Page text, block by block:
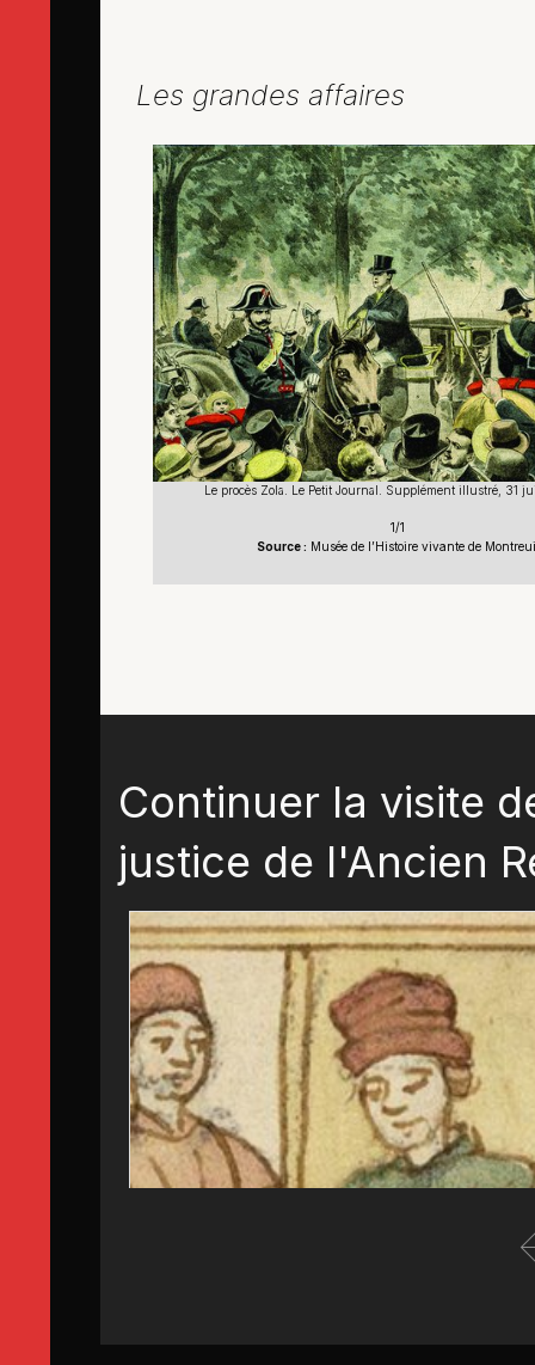
Les grandes affaires
Le procès Zola. Le Petit Journal. Supplément illustré, 31
1/1
Source : Musée de l’Histoire vivante de
Continuer la visite
justice de l'Ancien
1. La justice médiévale